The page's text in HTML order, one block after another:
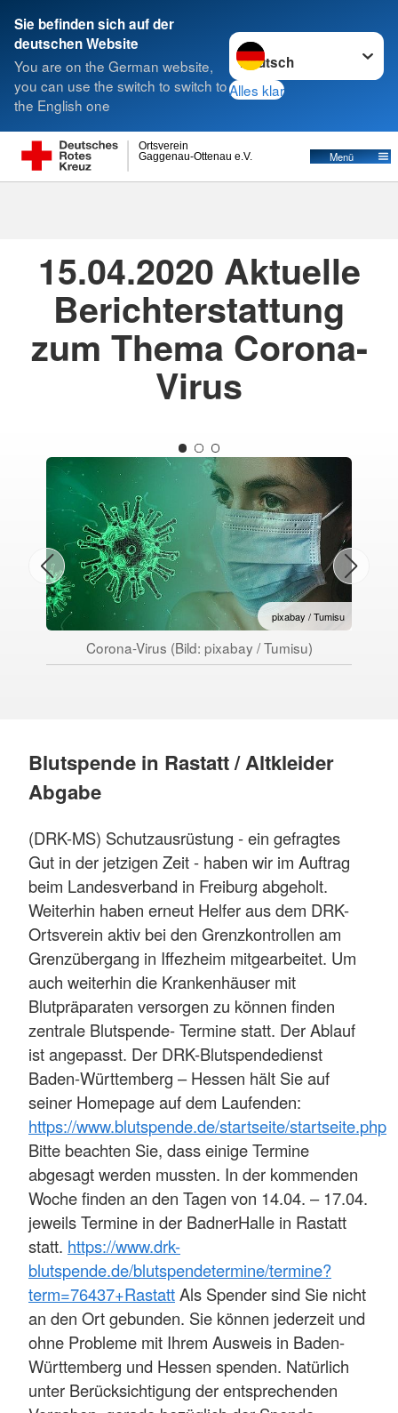
Sie befinden sich auf der
deutschen Website
You are on the German website,
you can use the switch to switch to
the English one
Sprache wechseln zu
Alles klar
Gaggenau-Ottenau e.V.
Ortsverein
Menü
Suche
15.04.2020 Aktuelle
Berichterstattung
zum Thema Corona-
Virus
pixabay / Tumisu
Corona-Virus (Bild: pixabay / Tumisu)
Blutspende in Rastatt / Altkleider
Abgabe
(DRK-MS) Schutzausrüstung - ein gefragtes
Gut in der jetzigen Zeit - haben wir im Auftrag
beim Landesverband in Freiburg abgeholt.
Weiterhin haben erneut Helfer aus dem DRK-
Ortsverein aktiv bei den Grenzkontrollen am
Grenzübergang in Iffezheim mitgearbeitet. Um
auch weiterhin die Krankenhäuser mit
Blutpräparaten versorgen zu können finden
zentrale Blutspende- Termine statt. Der Ablauf
ist angepasst. Der DRK-Blutspendedienst
Baden-Württemberg – Hessen hält Sie auf
seiner Homepage auf dem Laufenden:
https://www.blutspende.de/startseite/startseite.php
Bitte beachten Sie, dass einige Termine
abgesagt werden mussten. In der kommenden
Woche finden an den Tagen von 14.04. – 17.04.
jeweils Termine in der BadnerHalle in Rastatt
statt. https://www.drk-
blutspende.de/blutspendetermine/termine?
term=76437+RastattAls Spender sind Sie nicht
an den Ort gebunden. Sie können jederzeit und
ohne Probleme mit Ihrem Ausweis in Baden-
Württemberg und Hessen spenden. Natürlich
unter Berücksichtigung der entsprechenden